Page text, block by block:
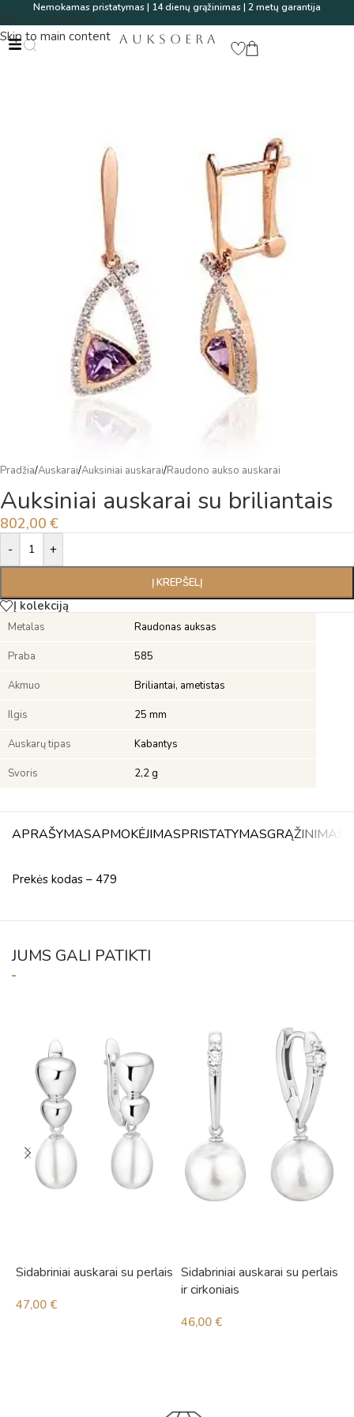
Skip to navigation
Skip to main content
Nemokamas pristatymas | 14 dienų grąžinimas | 2 metų garantija
AUKSOERA
Pradžia/Auskarai/Auksiniai auskarai/Raudono aukso auskarai
Auksiniai auskarai su briliantais
802,00 €
- +
Į KREPŠELĮ
Alternative:
Į kolekciją
Metalas Raudonas auksas
Praba 585
Akmuo Briliantai, ametistas
Ilgis 25 mm
Auskarų tipas Kabantys
Svoris 2,2 g
APRAŠYMASAPMOKĖJIMASPRISTATYMASGRĄŽINIMAS
Prekės kodas – 479
JUMS GALI PATIKTI
Sidabriniai auskarai su perlais
47,00 €
Sidabriniai auskarai su perlais
ir cirkoniais
46,00 €